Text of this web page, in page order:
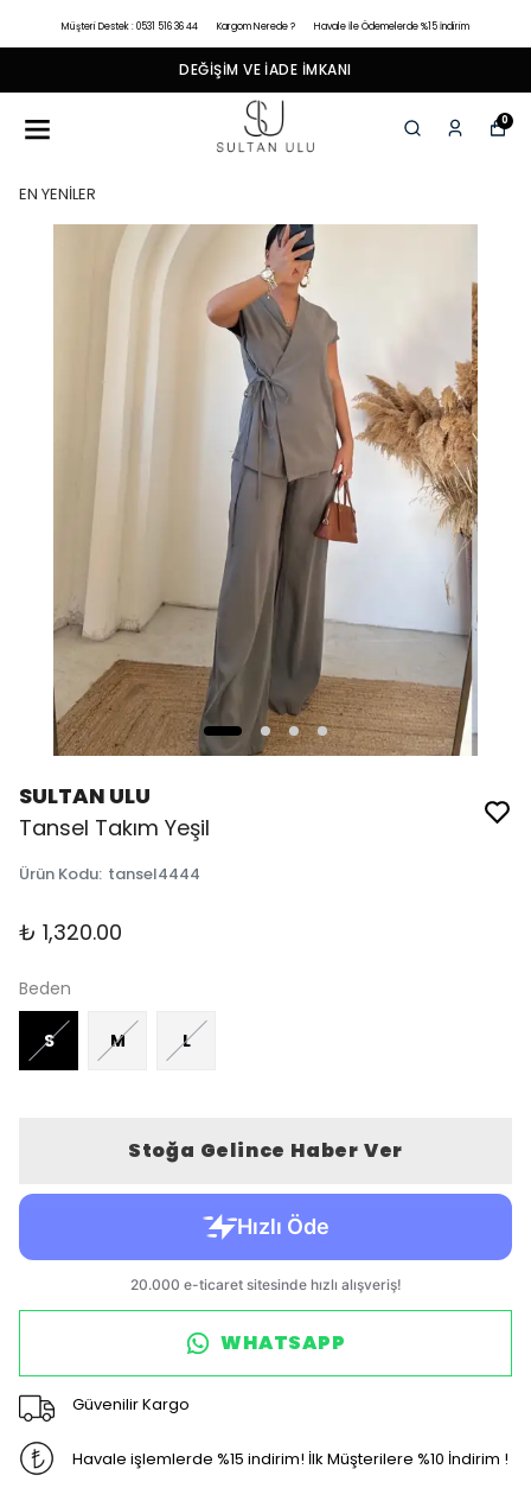
Müşteri Destek : 0531 516 36 44 Kargom Nerede ? Havale İle Ödemelerde %15 İndirim
DEĞIŞIM VE İADE İMKANI
0
EN YENİLER
SULTAN ULU
Tansel Takım Yeşil
Ürün Kodu: tansel4444
₺ 1,320.00
Beden
S M L
Stoğa Gelince Haber Ver
WHATSAPP
Güvenilir Kargo
Havale işlemlerde %15 indirim! İlk Müşterilere %10 İndirim !